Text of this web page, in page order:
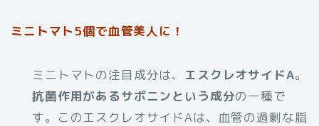
ミニトマト5個で血管美人に！
ミニトマトの注目成分は、 エスクレオサイドA。
抗菌作用があるサポニンという成分の一種で
す。このエスクレオサイドAは、血管の過剰な脂